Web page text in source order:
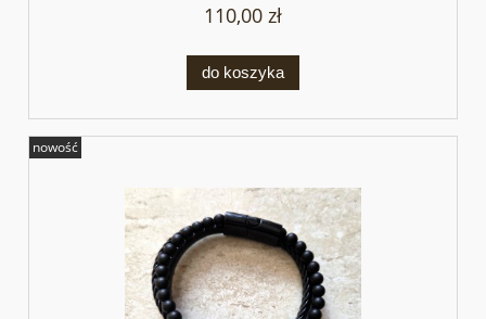
110,00 zł
do koszyka
nowość